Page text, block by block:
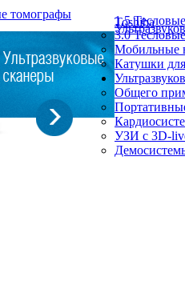
томографы
Toshiba
1.5 Тесловые
3.0 Тесловые
Мобильные
Катушки
Общего
УЗИ с 3D-